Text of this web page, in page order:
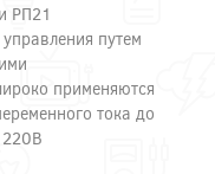
РП21
путем
применяются
тока до
220В